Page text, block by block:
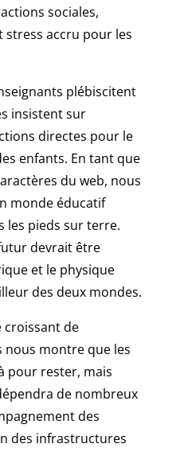
sociales,
accru pour les
plébiscitent
insistent sur
directes pour le
enfants. En tant que
du web, nous
monde éducatif
les pieds sur terre.
devrait être
et le physique
des deux mondes.
croissant de
montre que les
pour rester, mais
de nombreux
des
des infrastructures